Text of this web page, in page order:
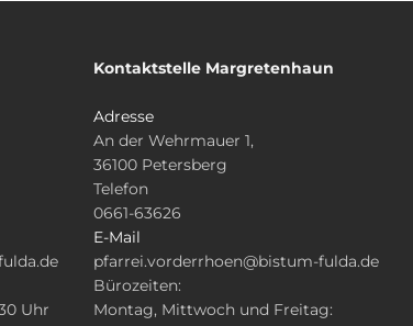
Uhr
Kontaktstelle Margretenhaun
Adresse
An der Wehrmauer 1,
36100 Petersberg
Telefon
0661-63626
E-Mail
pfarrei.vorderrhoen@bistum-fulda.de
Bürozeiten:
Montag, Mittwoch und Freitag: